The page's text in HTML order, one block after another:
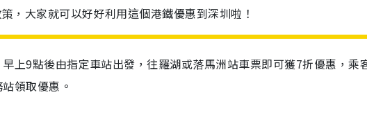
，大家就可以好好利用這個港鐵優惠到深圳啦！
上9點後由指定車站出發，往羅湖或落馬洲站車票即可獲7折優惠，乘
領取優惠。